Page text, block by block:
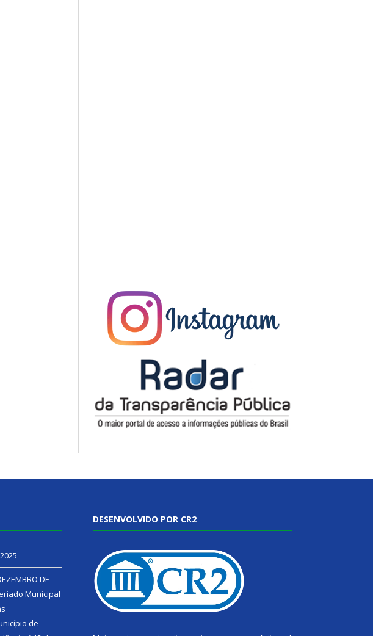
DE
Municipal
de
DESENVOLVIDO POR CR2